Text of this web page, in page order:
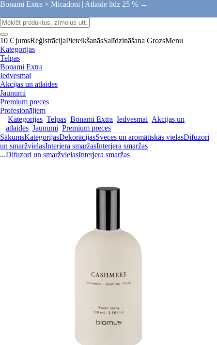
Bonami Extra × Micadoni | Atlaide līdz 25 % →
10 € jumsReģistrācijaPieteikšanāsSalīdzināšana GrozsMenu
Kategorijas
Telpas
Bonami Extra
Iedvesmai
Akcijas un atlaides
Jaunumi
Premium preces
Profesionāļiem
Kategorijas Telpas Bonami Extra Iedvesmai Akcijas un
atlaides Jaunumi Premium preces
SākumsKategorijasDekorācijasSveces un aromātiskās vielasDifuzori
un smaržvielasInterjera smaržasInterjera smaržas
...Difuzori un smaržvielasInterjera smaržas